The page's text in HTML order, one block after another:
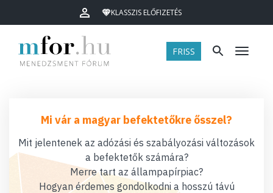
KLASSZIS ELŐFIZETÉS
FRISS Menü
Mi vár a magyar befektetőkre ősszel?
Mit jelentenek az adózási és szabályozási változások
a befektetők számára?
Merre tart az állampapírpiac?
Hogyan érdemes gondolkodni a hosszú távú